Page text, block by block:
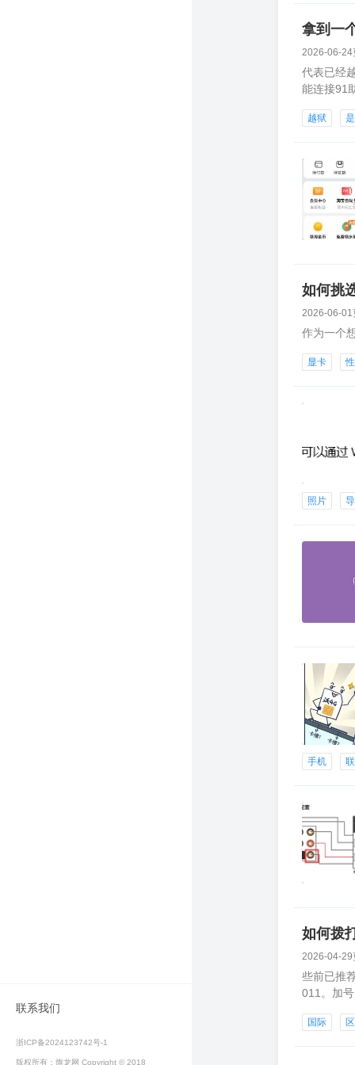
联系我们
浙ICP备2024123742号-1
版权所有：旗龙网 Copyright © 2018
拿到一
2026-06-24
代表已经
能连接91
越狱
如何挑
2026-06-01
作为一个
显卡
照片
手机
如何拨
2026-04-29
些前已推
011。加
国际